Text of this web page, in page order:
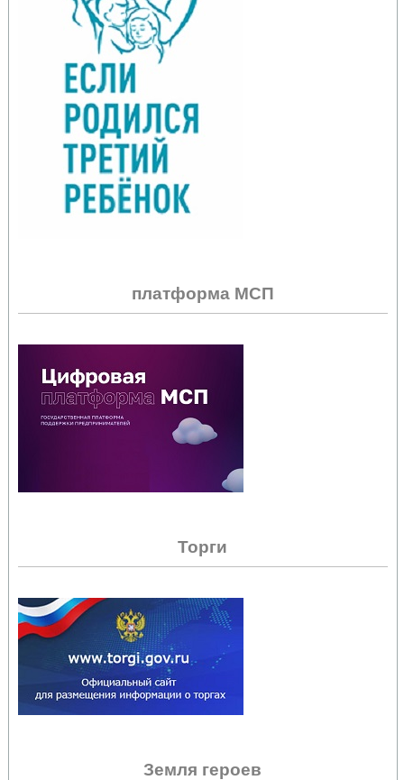
платформа МСП
Торги
Земля героев